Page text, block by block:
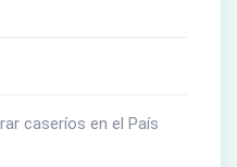
caseríos en el País